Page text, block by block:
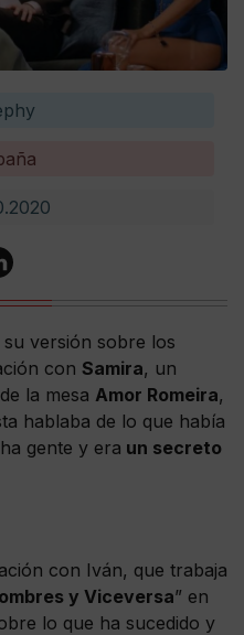
versión sobre los
con Samira, un
la mesa Amor Romeira,
hablaba de lo que había
gente y era un secreto
con Iván, que trabaja
y Viceversa” en
lo que ha sucedido y